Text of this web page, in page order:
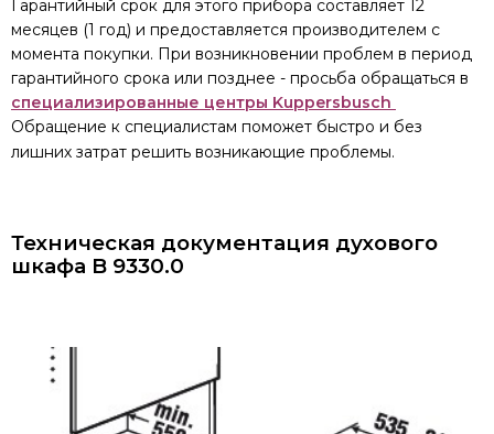
Гарантийный срок для этого прибора составляет 12
месяцев (1 год) и предоставляется производителем с
момента покупки. При возникновении проблем в период
гарантийного срока или позднее - просьба обращаться в
специализированные центры Kuppersbusch
Обращение к специалистам поможет быстро и без
лишних затрат решить возникающие проблемы.
Техническая документация духового
шкафа B 9330.0